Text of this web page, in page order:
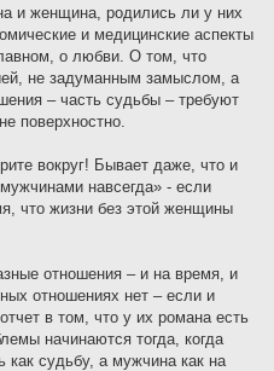
и женщина, родились ли у них
и медицинские аспекты
о любви. О том, что
не задуманным замыслом, а
– часть судьбы – требуют
поверхностно.
вокруг! Бывает даже, что и
навсегда» - если
что жизни без этой женщины
отношения – и на время, и
отношениях нет – если и
в том, что у их романа есть
начинаются тогда, когда
судьбу, а мужчина как на